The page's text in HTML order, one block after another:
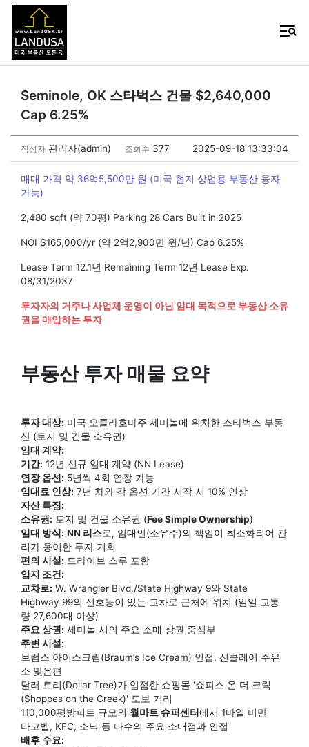
Seminole, OK 스타벅스 건물 $2,640,000
Cap 6.25%
작성자 관리자(admin) 조회수 377 2025-09-18 13:33:04
매매 가격 약 36억5,500만 원 (미국 현지 상업용 부동산 융자
가능)
2,480 sqft (약 70평) Parking 28 Cars Built in 2025
NOI $165,000/yr (약 2억2,900만 원/년) Cap 6.25%
Lease Term 12.1년 Remaining Term 12년 Lease Exp.
08/31/2037
투자자의 거주나 사업체 운영이 아닌 임대 목적으로 부동산 소유
권을 매입하는 투자
부동산 투자 매물 요약
투자 대상: 미국 오클라호마주 세미놀에 위치한 스타벅스 부동
산 (토지 및 건물 소유권)
임대 계약:
기간: 12년 신규 임대 계약 (NN Lease)
연장 옵션: 5년씩 4회 연장 가능
임대료 인상: 7년 차와 각 옵션 기간 시작 시 10% 인상
자산 특징:
소유권: 토지 및 건물 소유권 (Fee Simple Ownership)
임대 방식: NN 리스로, 임대인(소유주)의 책임이 최소화되어 관
리가 용이한 투자 기회
편의 시설: 드라이브 스루 포함
입지 조건:
교차로: W. Wrangler Blvd./State Highway 9와 State
Highway 99의 신호등이 있는 교차로 근처에 위치 (일일 교통
량 27,600대 이상)
주요 상권: 세미놀 시의 주요 소매 상권 중심부
주변 시설:
브럼스 아이스크림(Braum’s Ice Cream) 인접, 신클레어 주유
소 맞은편
달러 트리(Dollar Tree)가 입점한 쇼핑몰 '쇼피스 온 더 크릭
(Shoppes on the Creek)' 도보 거리
110,000평방피트 규모의 월마트 슈퍼센터에서 1마일 미만
타코벨, KFC, 소닉 등 다수의 주요 소매점과 인접
배후 수요: